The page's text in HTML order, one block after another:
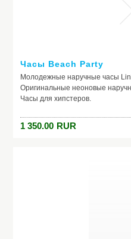
Часы Beach Party
Молодежные наручные часы
Оригинальные неоновые
Часы для хипстеров.
1 350.00 RUR